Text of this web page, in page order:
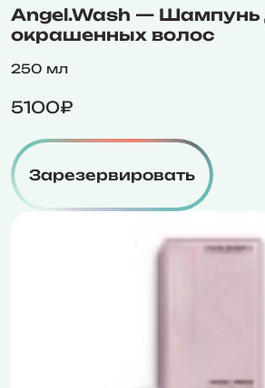
Angel.Wash — Шампунь
окрашенных волос
250 мл
5100₽
Зарезервировать